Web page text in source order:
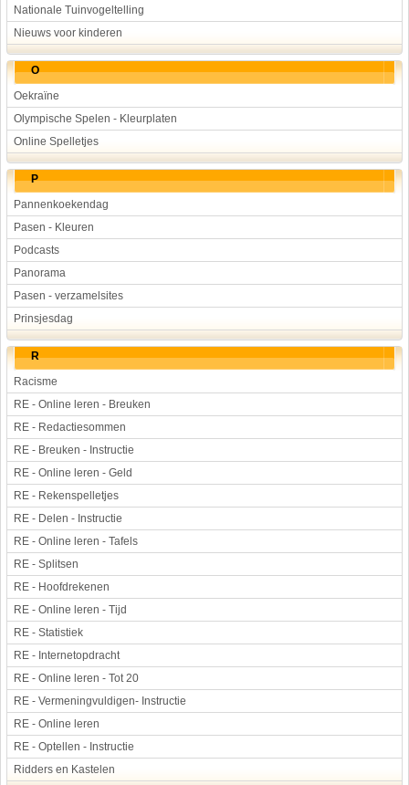
Nationale Tuinvogeltelling
Nieuws voor kinderen
O
Oekraïne
Olympische Spelen - Kleurplaten
Online Spelletjes
P
Pannenkoekendag
Pasen - Kleuren
Podcasts
Panorama
Pasen - verzamelsites
Prinsjesdag
R
Racisme
RE - Online leren - Breuken
RE - Redactiesommen
RE - Breuken - Instructie
RE - Online leren - Geld
RE - Rekenspelletjes
RE - Delen - Instructie
RE - Online leren - Tafels
RE - Splitsen
RE - Hoofdrekenen
RE - Online leren - Tijd
RE - Statistiek
RE - Internetopdracht
RE - Online leren - Tot 20
RE - Vermeningvuldigen- Instructie
RE - Online leren
RE - Optellen - Instructie
Ridders en Kastelen